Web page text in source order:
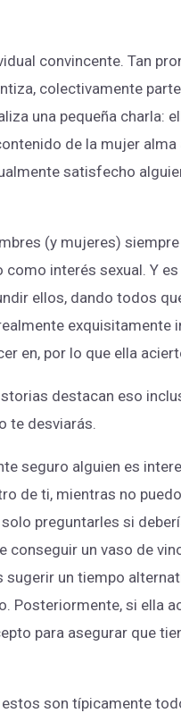
convincente. Tan
colectivamente
una pequeña charla:
de la mujer
satisfecho
(y mujeres)
interés sexual. Y
ellos, dando todos
exquisitamente
en, por lo que ella
destacan eso
te desviarás.
seguro alguien es
de ti, mientras no
preguntarles si
un vaso de
sugerir un tiempo
Posteriormente, si ella
para asegurar que
son típicamente